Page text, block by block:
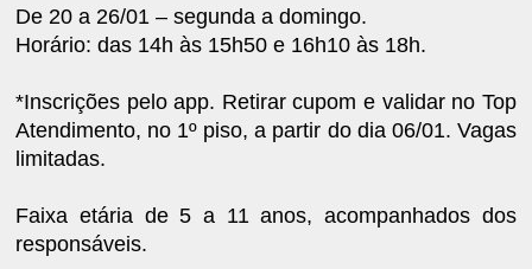
De 20 a 26/01 – segunda a domingo.
Horário: das 14h às 15h50 e 16h10 às 18h.
*Inscrições pelo app. Retirar cupom e validar no Top
Atendimento, no 1º piso, a partir do dia 06/01. Vagas
limitadas.
Faixa etária de 5 a 11 anos, acompanhados dos
responsáveis.